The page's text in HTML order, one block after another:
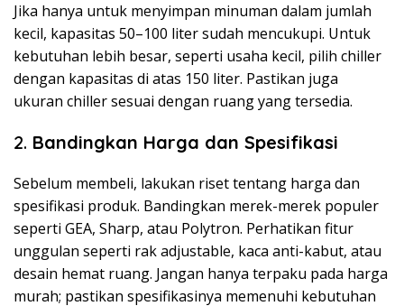
Jika hanya untuk menyimpan minuman dalam jumlah
kecil, kapasitas 50–100 liter sudah mencukupi. Untuk
kebutuhan lebih besar, seperti usaha kecil, pilih chiller
dengan kapasitas di atas 150 liter. Pastikan juga
ukuran chiller sesuai dengan ruang yang tersedia.
2. Bandingkan Harga dan Spesifikasi
Sebelum membeli, lakukan riset tentang harga dan
spesifikasi produk. Bandingkan merek-merek populer
seperti GEA, Sharp, atau Polytron. Perhatikan fitur
unggulan seperti rak adjustable, kaca anti-kabut, atau
desain hemat ruang. Jangan hanya terpaku pada harga
murah; pastikan spesifikasinya memenuhi kebutuhan